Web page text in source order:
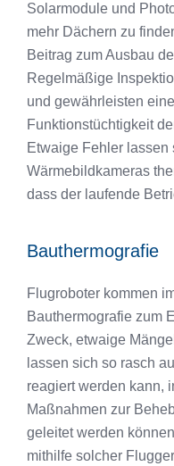
Solarmodule und
mehr Dächern zu
Beitrag zum Ausbau
Regelmäßige
und gewährleisten
Funktionstüchtigkeit
Etwaige Fehler
Wärmebildkameras
dass der laufende
Bauthermografie
Flugroboter kommen
Bauthermografie zum
Zweck, etwaige
lassen sich so rasch
reagiert werden kann,
Maßnahmen zur
geleitet werden
mithilfe solcher